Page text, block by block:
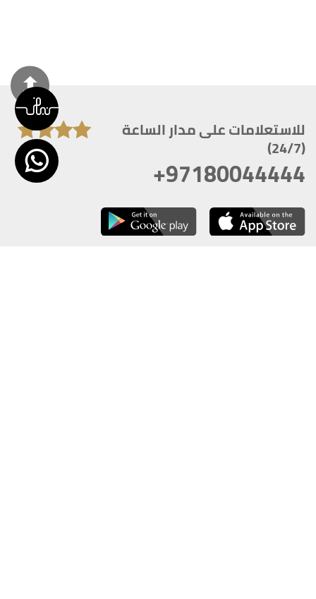
للاستعلامات على مدار الساعة
(24/7)
+97180044444